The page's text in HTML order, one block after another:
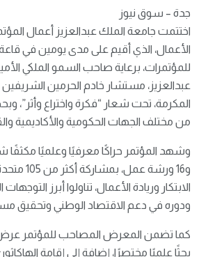
جدة – سوق نيوز
اختتمت جامعة الملك عبدالعزيز أعمال
الأعمال، الذي أقيم على مدى يومين في
للمؤتمرات، برعاية صاحب السمو الملكي
عبدالعزيز، مستشار خادم الحرمين
من مختلف الجهات الحكومية والأكاديمية
و16 ورشة
الابتكار وريادة الأعمال، تناولوا أبرز التوجهات
ودوره في دعم الاقتصاد الوطني وتحقيق
بحثًا علميًا مختصرًا، إضافة إلى إقامة